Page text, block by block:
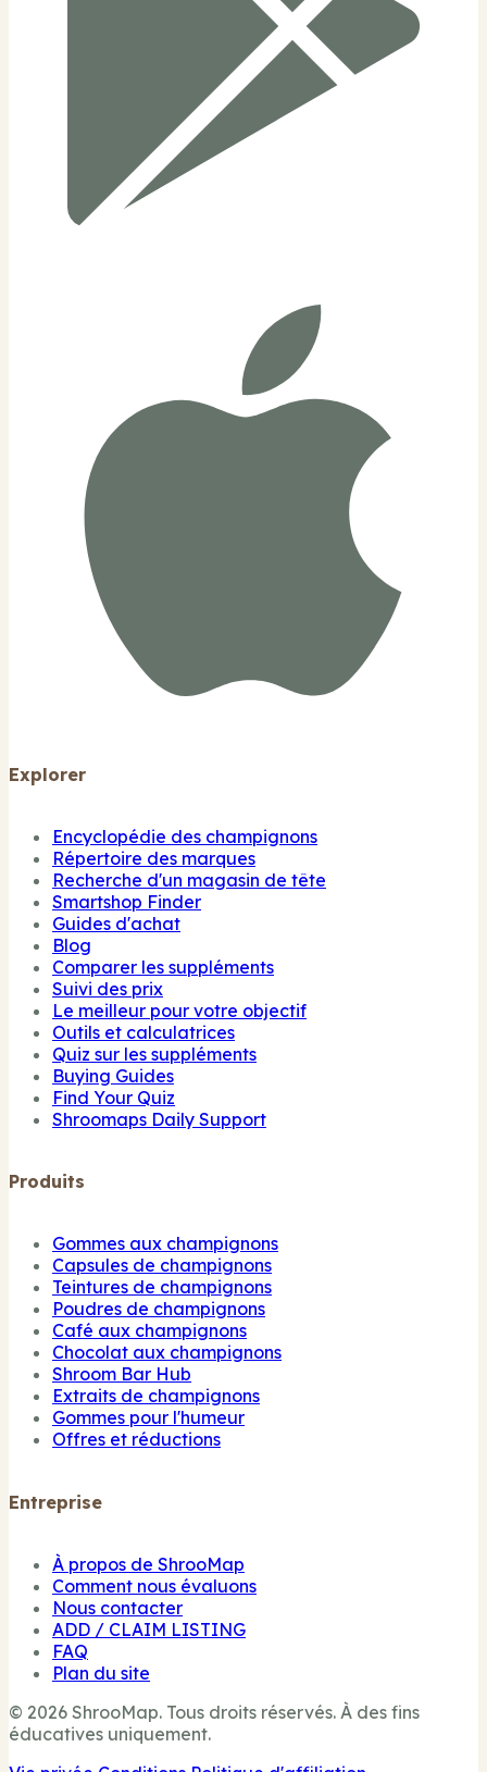
Explorer
Encyclopédie des champignons
Répertoire des marques
Recherche d'un magasin de tête
Smartshop Finder
Guides d'achat
Blog
Comparer les suppléments
Suivi des prix
Le meilleur pour votre objectif
Outils et calculatrices
Quiz sur les suppléments
Buying Guides
Find Your Quiz
Shroomaps Daily Support
Produits
Gommes aux champignons
Capsules de champignons
Teintures de champignons
Poudres de champignons
Café aux champignons
Chocolat aux champignons
Shroom Bar Hub
Extraits de champignons
Gommes pour l'humeur
Offres et réductions
Entreprise
À propos de ShrooMap
Comment nous évaluons
Nous contacter
ADD / CLAIM LISTING
FAQ
Plan du site
© 2026 ShrooMap. Tous droits réservés. À des fins
éducatives uniquement.